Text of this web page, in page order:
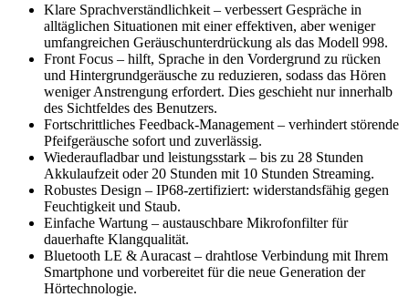
Klare Sprachverständlichkeit – verbessert Gespräche in
alltäglichen Situationen mit einer effektiven, aber weniger
umfangreichen Geräuschunterdrückung als das Modell 998.
Front Focus – hilft, Sprache in den Vordergrund zu rücken
und Hintergrundgeräusche zu reduzieren, sodass das Hören
weniger Anstrengung erfordert. Dies geschieht nur innerhalb
des Sichtfeldes des Benutzers.
Fortschrittliches Feedback-Management – verhindert störende
Pfeifgeräusche sofort und zuverlässig.
Wiederaufladbar und leistungsstark – bis zu 28 Stunden
Akkulaufzeit oder 20 Stunden mit 10 Stunden Streaming.
Robustes Design – IP68-zertifiziert: widerstandsfähig gegen
Feuchtigkeit und Staub.
Einfache Wartung – austauschbare Mikrofonfilter für
dauerhafte Klangqualität.
Bluetooth LE & Auracast – drahtlose Verbindung mit Ihrem
Smartphone und vorbereitet für die neue Generation der
Hörtechnologie.